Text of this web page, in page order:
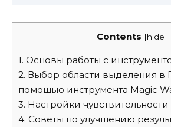
Contents [hide]
1. Основы работы с
2. Выбор области выделения в
помощью инструмента Magic
3. Настройки
4. Советы по улучшению